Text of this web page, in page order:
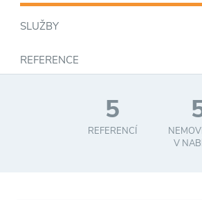
SLUŽBY
REFERENCE
5
REFERENCÍ
V